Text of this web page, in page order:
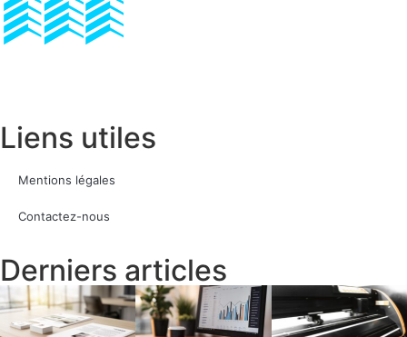
Liens utiles
Mentions légales
Contactez-nous
Derniers articles